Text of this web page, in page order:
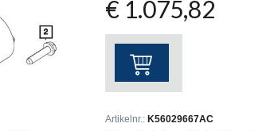
€1.075,82
Jeep
Wrangler
JL
Artikelnr.: K56029667AC